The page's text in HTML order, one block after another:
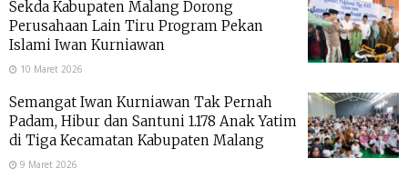
Sekda Kabupaten Malang Dorong
Perusahaan Lain Tiru Program Pekan
Islami Iwan Kurniawan
10 Maret 2026
Semangat Iwan Kurniawan Tak Pernah
Padam, Hibur dan Santuni 1.178 Anak Yatim
di Tiga Kecamatan Kabupaten Malang
9 Maret 2026